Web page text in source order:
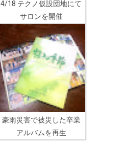
4/18 テクノ仮設団地にて
サロンを開催
豪雨災害で被災した卒業
アルバムを再生